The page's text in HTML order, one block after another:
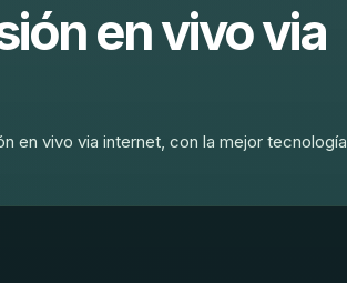
en vivo via
en vivo via internet, con la mejor tecnología